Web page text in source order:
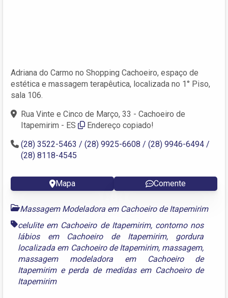
Adriana do Carmo no Shopping Cachoeiro, espaço de
estética e massagem terapêutica, localizada no 1° Piso,
sala 106.
Rua Vinte e Cinco de Março, 33 - Cachoeiro de
Itapemirim - ES
Endereço copiado!
(28) 3522-5463 / (28) 9925-6608 / (28) 9946-6494 /
(28) 8118-4545
Mapa Comente
Massagem Modeladora em Cachoeiro de Itapemirim
celulite em Cachoeiro de Itapemirim, contorno nos
lábios em Cachoeiro de Itapemirim, gordura
localizada em Cachoeiro de Itapemirim, massagem,
massagem modeladora em Cachoeiro de
Itapemirime perda de medidas em Cachoeiro de
Itapemirim